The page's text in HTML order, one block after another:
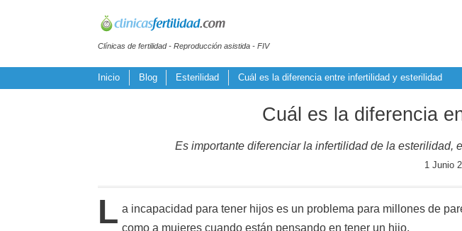
Clínicas de fertilidad - Reproducción asistida - FIV
Inicio Blog Esterilidad Cuál es la diferencia entre infertilidad y esterilidad
Cuál es la diferencia
Es importante diferenciar la infertilidad de la esterilidad,
1 Junio
L a incapacidad para tener hijos es un problema para millones de
como a mujeres cuando están pensando en tener un hijo.